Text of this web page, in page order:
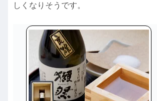
しくなりそうです。